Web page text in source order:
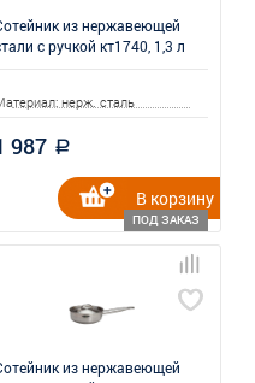
из нержавеющей
с ручкой кт1740, 1,3 л
нерж. сталь
987 a
ПОД ЗАКАЗ
В корзину
из нержавеющей